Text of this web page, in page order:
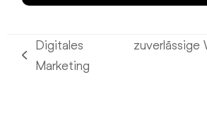
vorheriger
Digitales
Marketing
zuverlässige